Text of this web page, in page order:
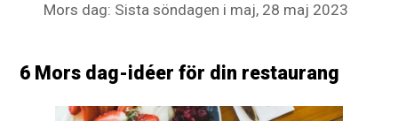
Mors dag: Sista söndagen i maj, 28 maj 2023
6 Mors dag-idéer för din restaurang